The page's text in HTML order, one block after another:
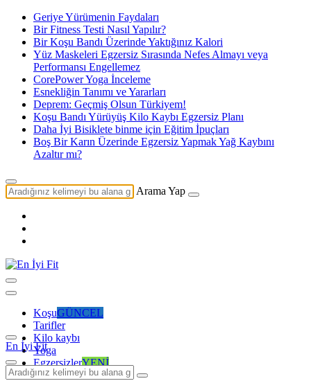
Geriye Yürümenin Faydaları
Bir Fitness Testi Nasıl Yapılır?
Bir Koşu Bandı Üzerinde Yaktığınız Kalori
Yüz Maskeleri Egzersiz Sırasında Nefes Almayı veya
Performansı Engellemez
CorePower Yoga İnceleme
Esnekliğin Tanımı ve Yararları
Deprem: Geçmiş Olsun Türkiyem!
Koşu Bandı Yürüyüş Kilo Kaybı Egzersiz Planı
Daha İyi Bisiklete binme için Eğitim İpuçları
Boş Bir Karın Üzerinde Egzersiz Yapmak Yağ Kaybını
Azaltır mı?
Arama Yap
KoşuGÜNCEL
Tarifler
Kilo kaybı
Yoga
EgzersizlerYENİ
En İyi Fit